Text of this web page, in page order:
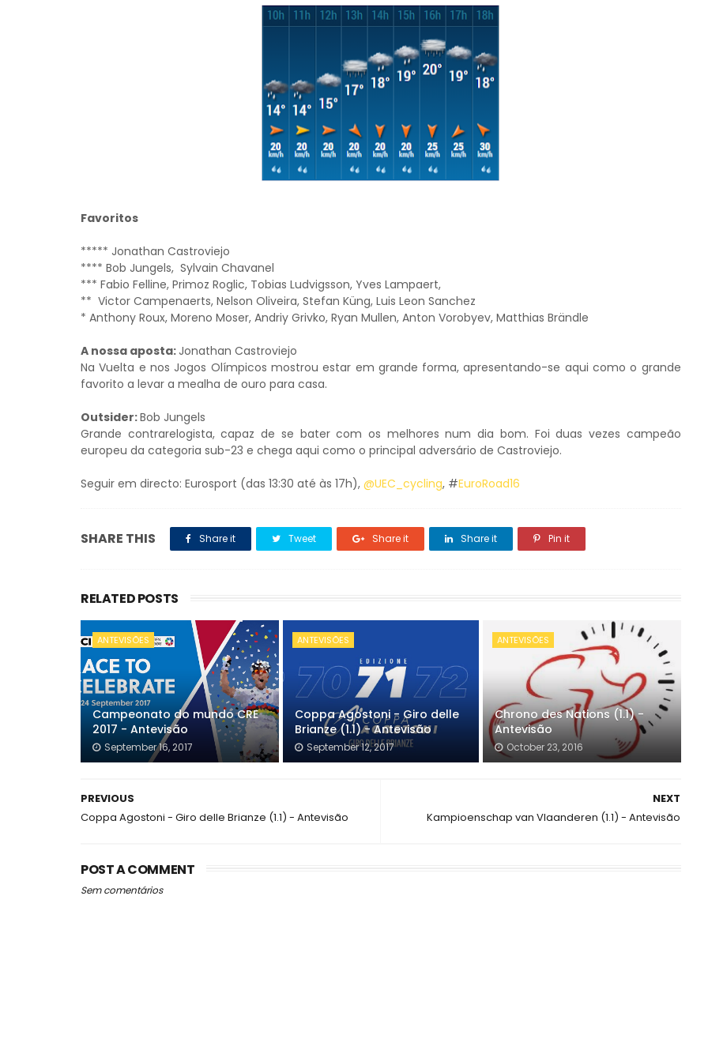
Favoritos
***** Jonathan Castroviejo
**** Bob Jungels, Sylvain Chavanel
*** Fabio Felline, Primoz Roglic, Tobias Ludvigsson, Yves Lampaert,
** Victor Campenaerts, Nelson Oliveira, Stefan Küng, Luis Leon Sanchez
* Anthony Roux, Moreno Moser, Andriy Grivko, Ryan Mullen, Anton Vorobyev, Matthias Brändle
A nossa aposta: Jonathan Castroviejo
Na Vuelta e nos Jogos Olímpicos mostrou estar em grande forma, apresentando-se aqui como o grande
favorito a levar a mealha de ouro para casa.
Outsider:Bob Jungels
Grande contrarelogista, capaz de se bater com os melhores num dia bom. Foi duas vezes campeão
europeu da categoria sub-23 e chega aqui como o principal adversário de Castroviejo.
Seguir em directo: Eurosport (das 13:30 até às 17h), @UEC_cycling, #EuroRoad16
SHARE THIS Share it Tweet Share it Share it Pin it
RELATED POSTS
ANTEVISÕES
Campeonato do mundo CRE
2017 - Antevisão
September 16, 2017
ANTEVISÕES
Coppa Agostoni - Giro delle
Brianze (1.1) - Antevisão
September 12, 2017
ANTEVISÕES
Chrono des Nations (1.1) -
Antevisão
October 23, 2016
NEXT
Kampioenschap van Vlaanderen (1.1) - Antevisão
PREVIOUS
Coppa Agostoni - Giro delle Brianze (1.1) - Antevisão
POST A COMMENT
Sem comentários